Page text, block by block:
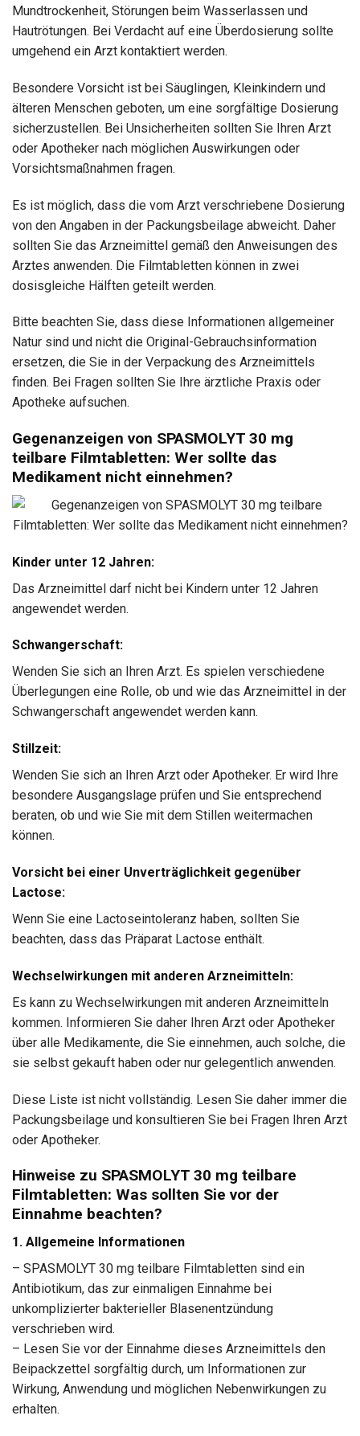
Mundtrockenheit, Störungen beim Wasserlassen und
Hautrötungen. Bei Verdacht auf eine Überdosierung sollte
umgehend ein Arzt kontaktiert werden.
Besondere Vorsicht ist bei Säuglingen, Kleinkindern und
älteren Menschen geboten, um eine sorgfältige Dosierung
sicherzustellen. Bei Unsicherheiten sollten Sie Ihren Arzt
oder Apotheker nach möglichen Auswirkungen oder
Vorsichtsmaßnahmen fragen.
Es ist möglich, dass die vom Arzt verschriebene Dosierung
von den Angaben in der Packungsbeilage abweicht. Daher
sollten Sie das Arzneimittel gemäß den Anweisungen des
Arztes anwenden. Die Filmtabletten können in zwei
dosisgleiche Hälften geteilt werden.
Bitte beachten Sie, dass diese Informationen allgemeiner
Natur sind und nicht die Original-Gebrauchsinformation
ersetzen, die Sie in der Verpackung des Arzneimittels
finden. Bei Fragen sollten Sie Ihre ärztliche Praxis oder
Apotheke aufsuchen.
Gegenanzeigen von SPASMOLYT 30 mg
teilbare Filmtabletten: Wer sollte das
Medikament nicht einnehmen?
Kinder unter 12 Jahren:
Das Arzneimittel darf nicht bei Kindern unter 12 Jahren
angewendet werden.
Schwangerschaft:
Wenden Sie sich an Ihren Arzt. Es spielen verschiedene
Überlegungen eine Rolle, ob und wie das Arzneimittel in der
Schwangerschaft angewendet werden kann.
Stillzeit:
Wenden Sie sich an Ihren Arzt oder Apotheker. Er wird Ihre
besondere Ausgangslage prüfen und Sie entsprechend
beraten, ob und wie Sie mit dem Stillen weitermachen
können.
Vorsicht bei einer Unverträglichkeit gegenüber
Lactose:
Wenn Sie eine Lactoseintoleranz haben, sollten Sie
beachten, dass das Präparat Lactose enthält.
Wechselwirkungen mit anderen Arzneimitteln:
Es kann zu Wechselwirkungen mit anderen Arzneimitteln
kommen. Informieren Sie daher Ihren Arzt oder Apotheker
über alle Medikamente, die Sie einnehmen, auch solche, die
sie selbst gekauft haben oder nur gelegentlich anwenden.
Diese Liste ist nicht vollständig. Lesen Sie daher immer die
Packungsbeilage und konsultieren Sie bei Fragen Ihren Arzt
oder Apotheker.
Hinweise zu SPASMOLYT 30 mg teilbare
Filmtabletten: Was sollten Sie vor der
Einnahme beachten?
1. Allgemeine Informationen
– SPASMOLYT 30 mg teilbare Filmtabletten sind ein
Antibiotikum, das zur einmaligen Einnahme bei
unkomplizierter bakterieller Blasenentzündung
verschrieben wird.
– Lesen Sie vor der Einnahme dieses Arzneimittels den
Beipackzettel sorgfältig durch, um Informationen zur
Wirkung, Anwendung und möglichen Nebenwirkungen zu
erhalten.